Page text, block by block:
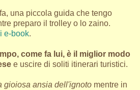
una piccola guida che tengo
preparo il trolley o lo zaino.
e-book.
come fa lui, è il miglior modo
e uscire di soliti itinerari turistici.
gioiosa ansia dell'ignoto mentre in